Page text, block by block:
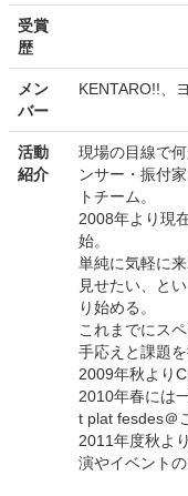
受賞
歴
メン
バー
KENTARO!!、
活動
紹介
現場の目線で
ンサー・振付
トチーム。
2008年より現
始。
単純に気軽に
見せたい、と
り始める。
これまでにス
手応えと課題を
2009年秋より
2010年春には
t plat fesdes＠
2011年度秋よ
演やイベント